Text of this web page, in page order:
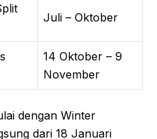
Juli – Oktober
14 Oktober – 9
November
dengan Winter
dari 18 Januari